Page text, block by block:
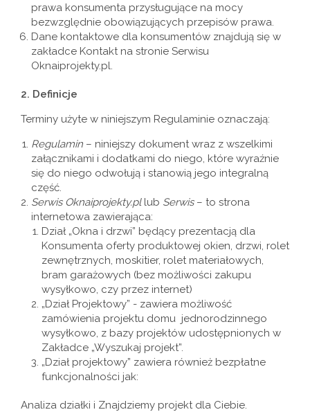
prawa konsumenta przysługujące na mocy
bezwzględnie obowiązujących przepisów prawa.
Dane kontaktowe dla konsumentów znajdują się w
zakładce Kontakt na stronie Serwisu
Oknaiprojekty.pl.
2. Definicje
Terminy użyte w niniejszym Regulaminie oznaczają:
Regulamin – niniejszy dokument wraz z wszelkimi
załącznikami i dodatkami do niego, które wyraźnie
się do niego odwołują i stanowią jego integralną
część.
Serwis Oknaiprojekty.pllub Serwis– to strona
internetowa zawierająca:
Dział „Okna i drzwi” będący prezentacją dla
Konsumenta oferty produktowej okien, drzwi, rolet
zewnętrznych, moskitier, rolet materiałowych,
bram garażowych (bez możliwości zakupu
wysyłkowo, czy przez internet)
„Dział Projektowy” - zawiera możliwość
zamówienia projektu domu jednorodzinnego
wysyłkowo, z bazy projektów udostępnionych w
Zakładce „Wyszukaj projekt”.
„Dział projektowy” zawiera również bezpłatne
funkcjonalności jak:
Analiza działki i Znajdziemy projekt dla Ciebie.